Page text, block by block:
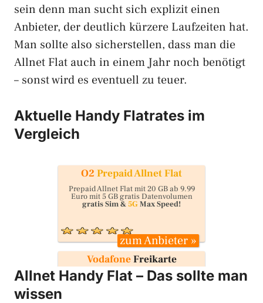
sein denn man sucht sich explizit einen
Anbieter, der deutlich kürzere Laufzeiten hat.
Man sollte also sicherstellen, dass man die
Allnet Flat auch in einem Jahr noch benötigt
– sonst wird es eventuell zu teuer.
Aktuelle Handy Flatrates im
Vergleich
O2 Prepaid Allnet Flat
Prepaid Allnet Flat mit 20 GB ab 9.99
Euro mit 5 GB gratis Datenvolumen
gratis Sim &5GMax Speed!
zum Anbieter »
VodafoneFreikarte
25 GB Prepaid Flatmit 10€ RNM Bonus
nur noch 9,99 Euro pro Monat! Mit eSIM
Allnet Handy Flat – Das sollte man
wissen